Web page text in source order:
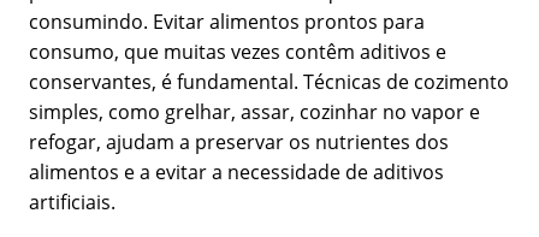
consumindo. Evitar alimentos prontos para
consumo, que muitas vezes contêm aditivos e
conservantes, é fundamental. Técnicas de cozimento
simples, como grelhar, assar, cozinhar no vapor e
refogar, ajudam a preservar os nutrientes dos
alimentos e a evitar a necessidade de aditivos
artificiais.